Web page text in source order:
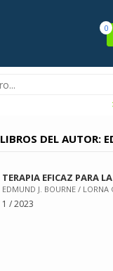
0
LIBROS DEL AUTOR:
TERAPIA EFICAZ PARA
EDMUND J. BOURNE / LORNA
1 / 2023